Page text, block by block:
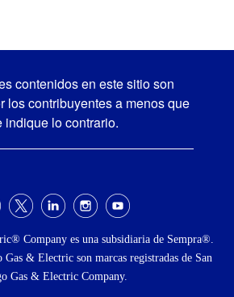
contenidos en este sitio son
los contribuyentes a menos que
indique lo contrario.
Company es una subsidiaria de Sempra®.
& Electric son marcas registradas de San
Gas & Electric Company.